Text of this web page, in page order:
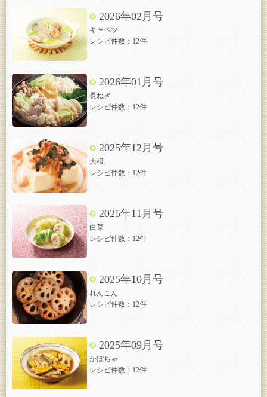
2026年02月号
キャベツ
レシピ件数：12件
2026年01月号
長ねぎ
レシピ件数：12件
2025年12月号
大根
レシピ件数：12件
2025年11月号
白菜
レシピ件数：12件
2025年10月号
れんこん
レシピ件数：12件
2025年09月号
かぼちゃ
レシピ件数：12件